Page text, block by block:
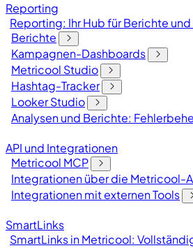
Reporting
Reporting: Ihr Hub für Berichte
Berichte
Kampagnen-Dashboards
Metricool Studio
Hashtag-Tracker
Looker Studio
Analysen und Berichte:
API und Integrationen
Metricool MCP
Integrationen über die Metricool-
Integrationen mit externen Tools
SmartLinks
SmartLinks in Metricool: